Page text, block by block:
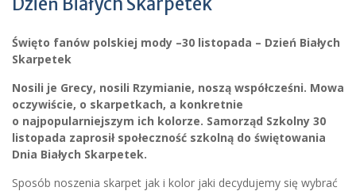
Święto fanów polskiej mody –30 listopada – Dzień Białych
Skarpetek
Nosili je Grecy, nosili Rzymianie, noszą współcześni. Mowa
oczywiście, o skarpetkach, a konkretnie
o najpopularniejszym ich kolorze. Samorząd Szkolny 30
listopada zaprosił społeczność szkolną do świętowania
Dnia Białych Skarpetek.
Sposób noszenia skarpet jak i kolor jaki decydujemy się wybrać